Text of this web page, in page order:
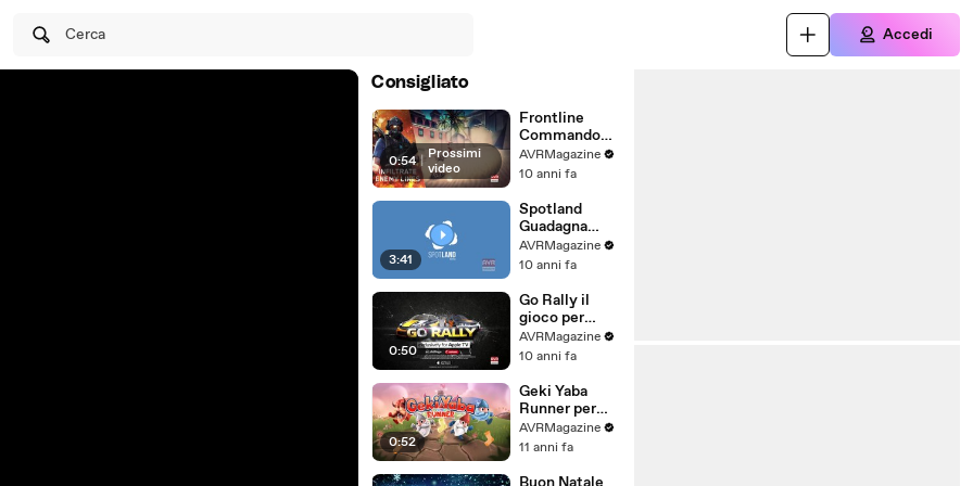
Cerca Accedi
Consigliato
0:54 | Prossimi
video
Frontline
Commando
Rivals il gioco
per iOS e
AVRMagazine
.com
AVRMagazine
10 anni fa
3:41
Spotland
Guadagna
Guardando
pubblicità su
-
AVRMagazine
.com
AVRMagazine
10 anni fa
0:50
Go Rally il
gioco per
Apple TV -
AVRMagazine
AVRMagazine
10 anni fa
0:52
Geki Yaba
Runner per
iPhone iPad e
Android-
.com
AVRMagazine
11 anni fa